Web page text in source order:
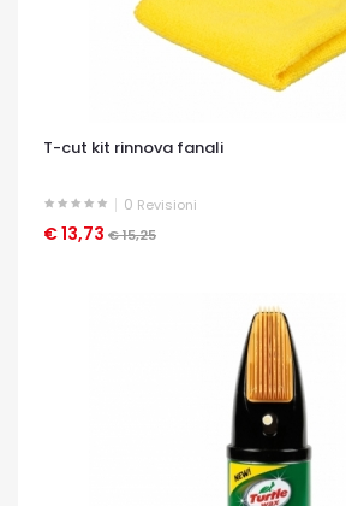
T-cut kit rinnova fanali
0 Revisioni
€ 13,73 € 15,25
OCCHIATA VELOCE